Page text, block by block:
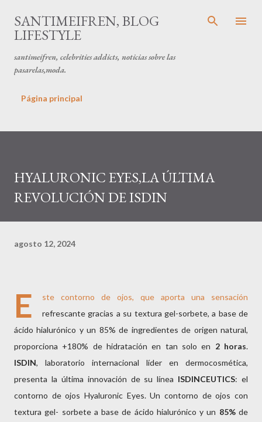
Ir al contenido principal
SANTIMEIFREN, BLOG
LIFESTYLE
santimeifren, celebrities addicts, noticias sobre las
pasarelas,moda.
Página principal
HYALURONIC EYES,LA ÚLTIMA
REVOLUCIÓN DE ISDIN
agosto 12, 2024
E
ste contorno de ojos, que aporta una sensación
refrescante gracias a su textura gel-sorbete, a base de
ácido hialurónico y un 85% de ingredientes de origen natural,
proporciona +180% de hidratación en tan solo en 2 horas.
ISDIN, laboratorio internacional líder en dermocosmética,
presenta la última innovación de su línea ISDINCEUTICS: el
contorno de ojos Hyaluronic Eyes. Un contorno de ojos con
textura gel- sorbete a base de ácido hialurónico y un 85%de